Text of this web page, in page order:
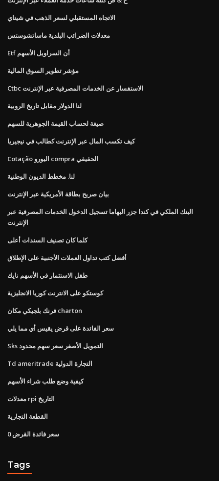
الاتجاه المستقبلي لسعر الذهب في شيناي
معدلات الضرائب البلدية ماساتشوستس
Etf أن السراويل الأسهم
مؤشر تطوير السوق المالية
Ctbc الاستفسار عن الخدمات المصرفية عبر الإنترنت
لنا الدولار مقابل تاريخ الروبية
صيغة لحساب القيمة الجوهرية للسهم
كيف تكسب المال عبر الإنترنت كطالب في نيجيريا
Cotação اليورو compra الحقيقي
لنا. مخطط الديون الوطنية
بيان صريح بطاقة الأمريكية عبر الإنترنت
البنك الملكي في كندا جزر البهاما تسجيل الدخول الخدمات المصرفية عبر
الإنترنت
كلما كان تصنيف السندات أعلى
أفضل كتب تداول العملات الأجنبية على الإطلاق
طفل الاستثمار في الأسهم نايك
كوستكو على الانترنت كوريا الانجليزية
فرنك بلجيكي مكان charton
سعر الفائدة على قرض يقيس أي مما يلي
Sks التمويل الأصغر سعر سهم محدود
Td ameritrade التجارة الدولية
كيفية وضع طلب شراء الأسهم
معدلات rpi التاريخ
القطعة التجارية
0 سعر فائدة القرض
Tags